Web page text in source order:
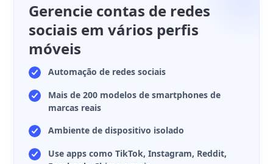
Gerencie contas de redes
sociais em vários perfis
móveis
Automação de redes sociais
Mais de 200 modelos de smartphones de
marcas reais
Ambiente de dispositivo isolado
Use apps como TikTok, Instagram, Reddit,